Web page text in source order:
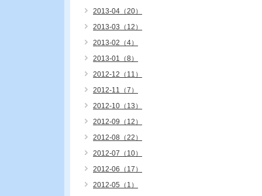
2013-04（20）
2013-03（12）
2013-02（4）
2013-01（8）
2012-12（11）
2012-11（7）
2012-10（13）
2012-09（12）
2012-08（22）
2012-07（10）
2012-06（17）
2012-05（1）